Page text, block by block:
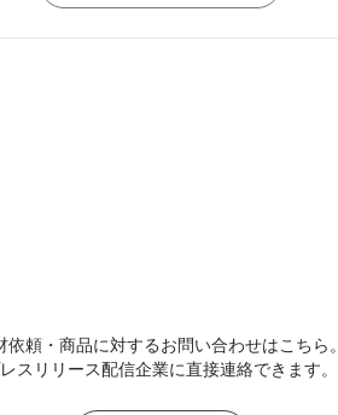
依頼・商品に対するお問い合わせはこちら。
スリリース配信企業に直接連絡できます。